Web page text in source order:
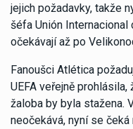
jejich požadavky, takže
šéfa Unión
očekávají až po
Fanoušci Atlética
UEFA veřejně
žaloba by byla stažena.
neočekává, nyní se